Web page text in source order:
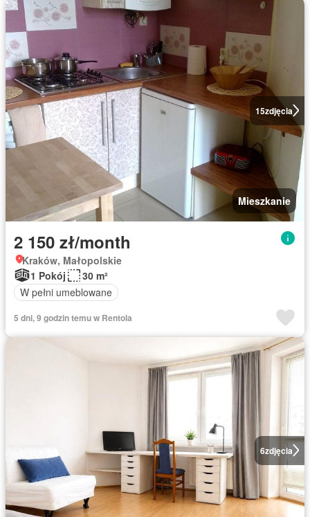
15zdjęcia
Mieszkanie
2 150 zł/month
Kraków, Małopolskie
1 Pokój
30 m²
W pełni umeblowane
5 dni, 9 godzin temu w Rentola
6zdjęcia